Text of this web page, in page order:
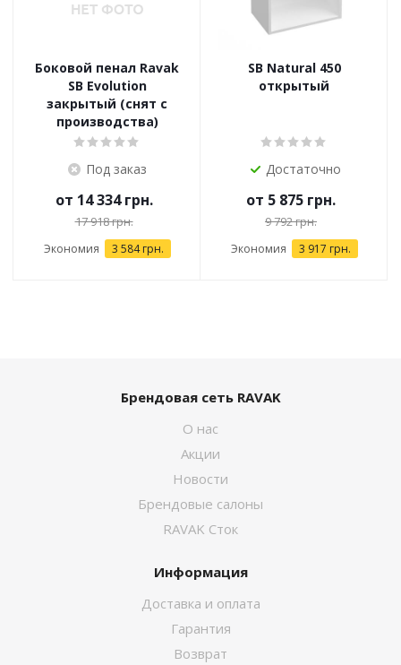
Боковой пенал Ravak
SB Evolution
закрытый (снят с
производства)
Под заказ
от 14 334 грн.
17 918 грн.
Экономия 3 584 грн.
SB Natural 450
открытый
Достаточно
от 5 875 грн.
9 792 грн.
Экономия 3 917 грн.
Брендовая сеть RAVAK
О нас
Акции
Новости
Брендовые салоны
RAVAK Сток
Информация
Доставка и оплата
Гарантия
Возврат